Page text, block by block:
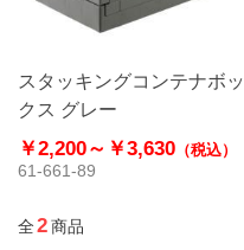
スタッキングコンテナボッ
クス グレー
￥2,200～ ￥3,630 （税込）
61-661-89
全2商品